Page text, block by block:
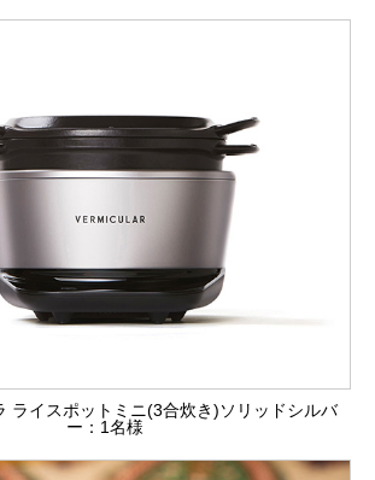
ライスポットミニ(3合炊き)ソリッドシルバ
ー：1名様